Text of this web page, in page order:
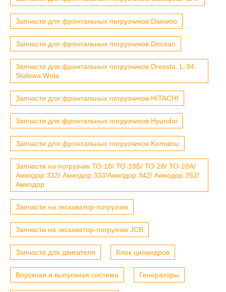
Запчасти для фронтальных погрузчиков Daewoo
Запчасти для фронтальных погрузчиков Doosan
Запчасти для фронтальных погрузчиков Dressta, L-34,
Stalowa Wola
Запчасти для фронтальных погрузчиков HITACHI
Запчасти для фронтальных погрузчиков Hyundai
Запчасти для фронтальных погрузчиков Komatsu
Запчасти на погрузчик ТО-18/ ТО-18Б/ ТО-28/ ТО-28А/
Амкодор 332/ Амкодор 333/Амкодор 342/ Амкодор 352/
Амкодор
Запчасти на экскаватор-погрузчик
Запчасти на экскаватор-погрузчик JCB
Запчасти для двигателя Блок цилиндров
Впускная и выпускная система Генераторы